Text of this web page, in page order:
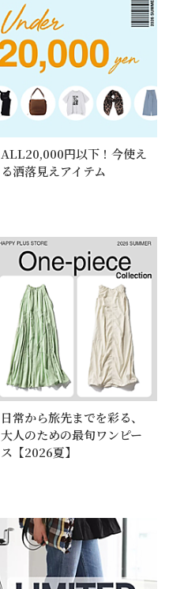
ALL20,000円以下！今使え
る洒落見えアイテム
日常から旅先までを彩る、
大人のための最旬ワンピー
ス【2026夏】